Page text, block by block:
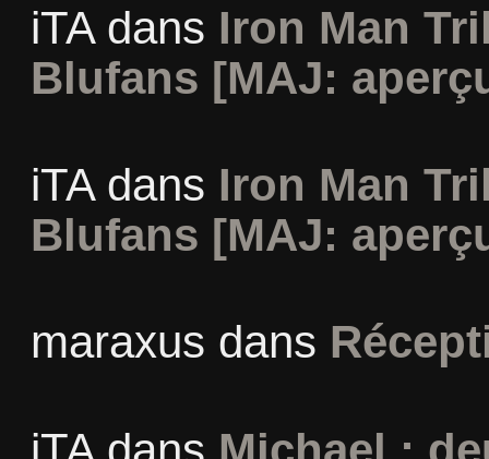
iTAdans Iron Man
Blufans [MAJ:
iTAdans Iron Man
Blufans [MAJ:
maraxus dans